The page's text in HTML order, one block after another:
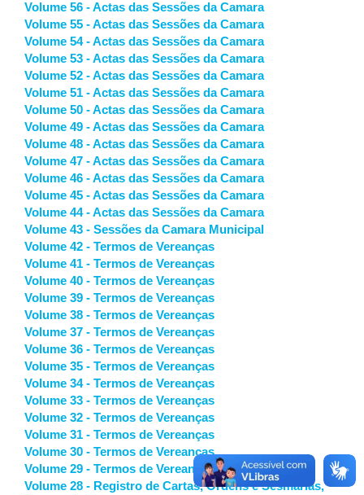
Volume 56 - Actas das Sessões da Camara
Volume 55 - Actas das Sessões da Camara
Volume 54 - Actas das Sessões da Camara
Volume 53 - Actas das Sessões da Camara
Volume 52 - Actas das Sessões da Camara
Volume 51 - Actas das Sessões da Camara
Volume 50 - Actas das Sessões da Camara
Volume 49 - Actas das Sessões da Camara
Volume 48 - Actas das Sessões da Camara
Volume 47 - Actas das Sessões da Camara
Volume 46 - Actas das Sessões da Camara
Volume 45 - Actas das Sessões da Camara
Volume 44 - Actas das Sessões da Camara
Volume 43 - Sessões da Camara Municipal
Volume 42 - Termos de Vereanças
Volume 41 - Termos de Vereanças
Volume 40 - Termos de Vereanças
Volume 39 - Termos de Vereanças
Volume 38 - Termos de Vereanças
Volume 37 - Termos de Vereanças
Volume 36 - Termos de Vereanças
Volume 35 - Termos de Vereanças
Volume 34 - Termos de Vereanças
Volume 33 - Termos de Vereanças
Volume 32 - Termos de Vereanças
Volume 31 - Termos de Vereanças
Volume 30 - Termos de Vereanças
Volume 29 - Termos de Vereanças
Volume 28 - Registro de Cartas, Ordens e Sesmarias,